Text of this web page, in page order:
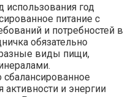
год
питание с
и потребностей в
обязательно
виды пищи,
и энергии